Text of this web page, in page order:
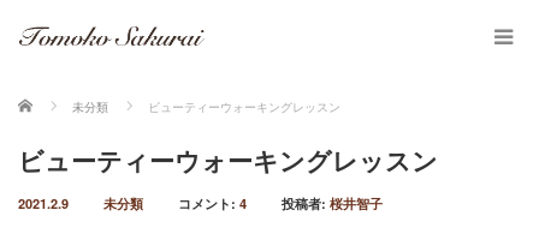
ホーム 未分類 ビューティーウォーキングレッスン
ビューティーウォーキングレッスン
2021.2.9 未分類 コメント: 4 投稿者: 桜井智子